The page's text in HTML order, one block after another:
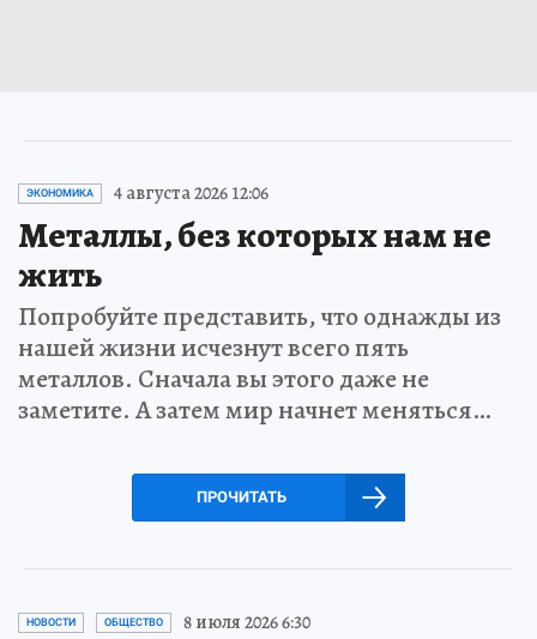
ЭКОНОМИКА 4 августа 2026 12:06
Металлы, без которых нам не
жить
Попробуйте представить, что однажды из
нашей жизни исчезнут всего пять
металлов. Сначала вы этого даже не
заметите. А затем мир начнет меняться…
ПРОЧИТАТЬ
НОВОСТИ ОБЩЕСТВО 8 июля 2026 6:30